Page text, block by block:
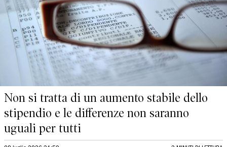
Non si tratta di un aumento stabile dello
stipendio e le differenze non saranno
uguali per tutti